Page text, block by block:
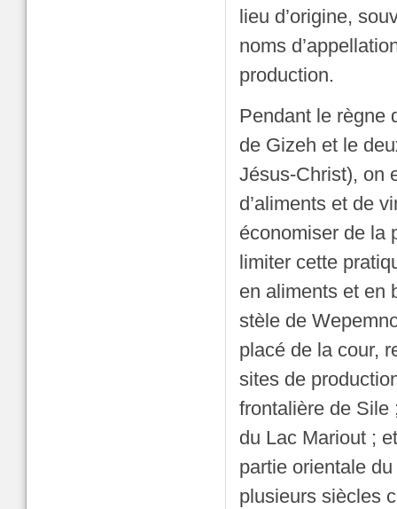
lieu d’origine,
noms
production.
Pendant le règne
de Gizeh et le
Jésus-Christ), on
d’aliments et de
économiser de la
limiter cette
en aliments et en
stèle de
placé de la cour,
sites de
frontalière de Sile
du Lac Mariout ;
partie orientale
plusieurs siècles